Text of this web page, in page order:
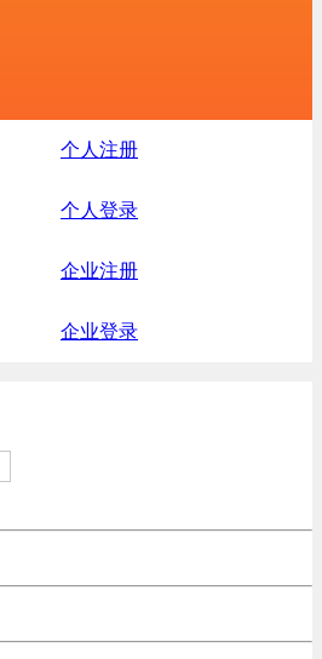
个人注册
个人登录
企业注册
企业登录